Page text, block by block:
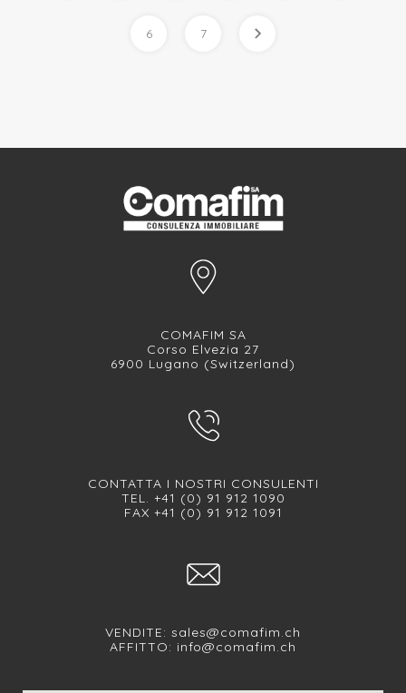
6 7
COMAFIM SA
Corso Elvezia 27
6900 Lugano (Switzerland)
CONTATTA I NOSTRI CONSULENTI
TEL. +41 (0) 91 912 1090
FAX +41 (0) 91 912 1091
VENDITE: sales@comafim.ch
AFFITTO: info@comafim.ch